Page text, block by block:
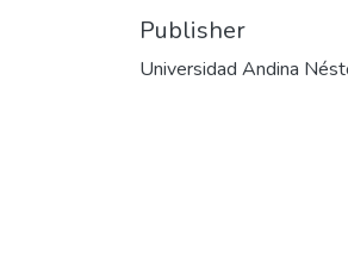
Publisher
Universidad Andina